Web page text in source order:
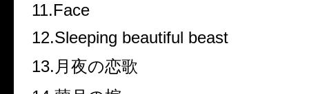
11.Face
12.Sleeping beautiful beast
13.月夜の恋歌